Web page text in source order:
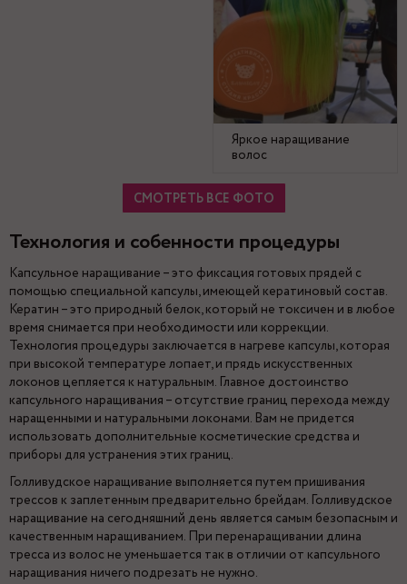
Яркое наращивание
волос
СМОТРЕТЬ ВСЕ ФОТО
Технология и собенности процедуры
Капсульное наращивание – это фиксация готовых прядей с
помощью специальной капсулы, имеющей кератиновый состав.
Кератин – это природный белок, который не токсичен и в любое
время снимается при необходимости или коррекции.
Технология процедуры заключается в нагреве капсулы, которая
при высокой температуре лопает, и прядь искусственных
локонов цепляется к натуральным. Главное достоинство
капсульного наращивания – отсутствие границ перехода между
наращенными и натуральными локонами. Вам не придется
использовать дополнительные косметические средства и
приборы для устранения этих границ.
Голливудское наращивание выполняется путем пришивания
трессов к заплетенным предварительно брейдам. Голливудское
наращивание на сегодняшний день является самым безопасным и
качественным наращиванием. При перенаращивании длина
тресса из волос не уменьшается так в отличии от капсульного
наращивания ничего подрезать не нужно.